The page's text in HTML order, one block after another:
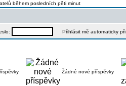
během posledních pěti minut
Přihlásit mě automaticky při
Žádné nové příspěvky